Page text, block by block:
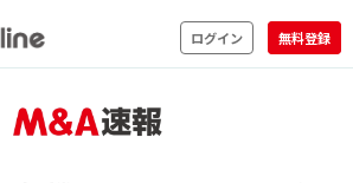
ログイン 無料登録